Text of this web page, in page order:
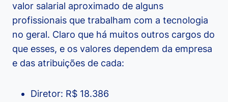
valor salarial aproximado de alguns
profissionais que trabalham com a tecnologia
no geral. Claro que há muitos outros cargos do
que esses, e os valores dependem da empresa
e das atribuições de cada:
Diretor: R$ 18.386